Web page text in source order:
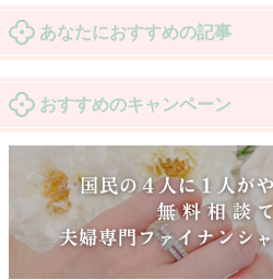
あなたにおすすめの記事
おすすめのキャンペーン